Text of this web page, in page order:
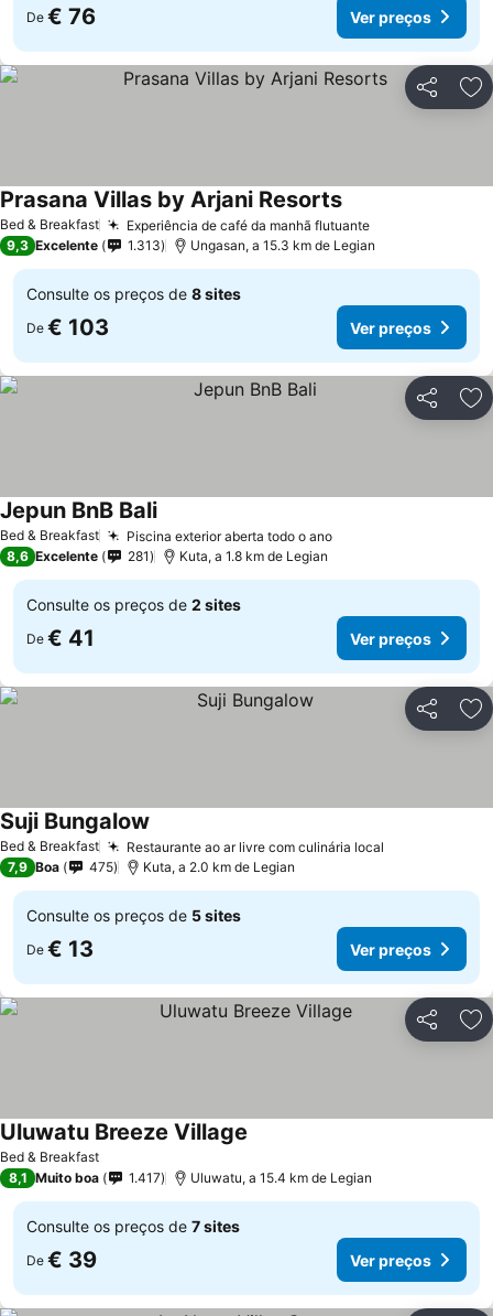
De € 76 Ver preços
Partilhar
Bed & Breakfast Experiência de café da manhã flutuanteVer preços
Prasana Villas by Arjani ResortsVer preços
9,3 Excelente 1.313 Ungasan, a 15.3 km de Legian
Consulte os preços de 8 sites
De € 103 Ver preços
Partilhar
Bed & Breakfast Piscina exterior aberta todo o anoVer preços
Jepun BnB BaliVer preços
8,6 Excelente 281 Kuta, a 1.8 km de Legian
Consulte os preços de 2 sites
De € 41 Ver preços
Partilhar
Bed & Breakfast Restaurante ao ar livre com culinária local
Suji Bungalow
7,9 Boa 475 Kuta, a 2.0 km de Legian
Consulte os preços de 5 sites
De € 13 Ver preços
Partilhar
Bed & Breakfast
Uluwatu Breeze Village
8,1 Muito boa 1.417 Uluwatu, a 15.4 km de Legian
Consulte os preços de 7 sites
De € 39 Ver preços